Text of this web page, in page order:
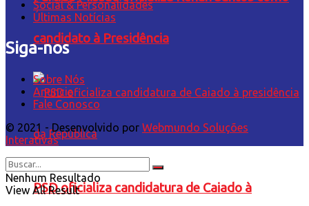
candidato à Presidência
PSD oficializa candidatura de Caiado à
Social & Personalidades
Últimas Notícias
Siga-nos
Sobre Nós
Anuncie
Fale Conosco
© 2021 - Desenvolvido por Webmundo Soluções
Interativas
Nenhum Resultado
View All Result